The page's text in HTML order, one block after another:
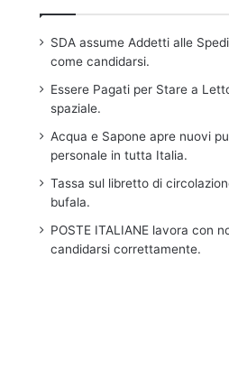
SDA assume Addetti alle
come candidarsi.
Essere Pagati per Stare a
spaziale.
Acqua e Sapone apre nuovi
personale in tutta Italia.
Tassa sul libretto di
bufala.
POSTE ITALIANE lavora con
candidarsi correttamente.